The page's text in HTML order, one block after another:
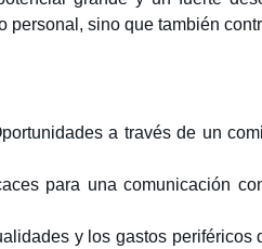
personal, sino que también
a través de un
para una comunicación
y los gastos periféricos